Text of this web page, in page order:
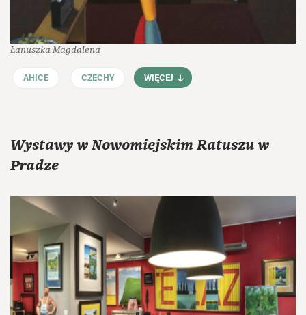
Łanuszka Magdalena
AHICE CZECHY WIĘCEJ
Wystawy w Nowomiejskim Ratuszu w
Pradze